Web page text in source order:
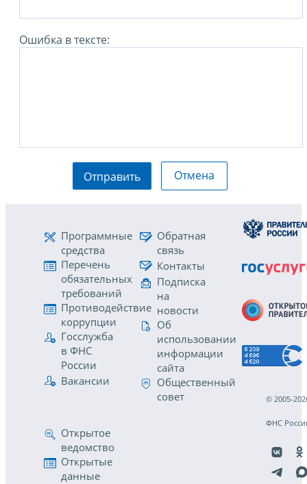
Ошибка в тексте:
Отправить Отмена
Программные
средства
Перечень
обязательных
требований
Противодействие
коррупции
Госслужба
в ФНС
России
Вакансии
Обратная
связь
Контакты
Подписка
на
новости
Об
использовании
информации
сайта
Общественный
совет
Открытое
ведомство
Открытые
данные
© 2005-
ФНС